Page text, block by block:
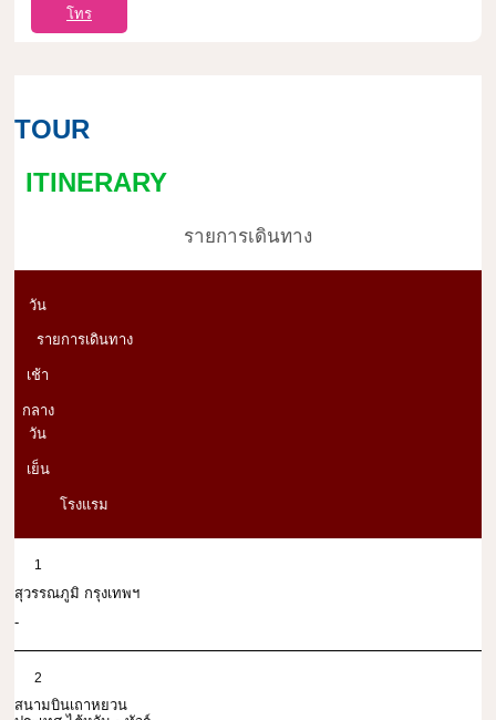
โทร
TOUR
ITINERARY
รายการเดินทาง
วัน
รายการเดินทาง
เช้า
กลาง
วัน
เย็น
โรงแรม
1
สุวรรณภูมิ กรุงเทพฯ
-
2
สนามบินเถาหยวน